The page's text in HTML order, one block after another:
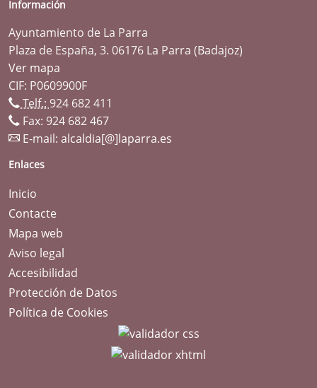
Información
Ayuntamiento de La Parra
Plaza de España, 3. 06176 La Parra (Badajoz)
Ver mapa
CIF: P0609900F
Telf.: 924 682 411
Fax: 924 682 467
E-mail: alcaldia[@]laparra.es
Enlaces
Inicio
Contacte
Mapa web
Aviso legal
Accesibilidad
Protección de Datos
Política de Cookies